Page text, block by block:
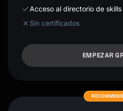
Acceso al directorio de skills
Sin certificados
EMPEZAR